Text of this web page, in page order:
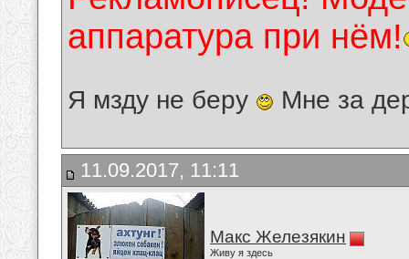
аппаратура при нём!
Я мзду не беру Мне за
11.09.2017, 11:11
Макс Железякин
Живу я здесь